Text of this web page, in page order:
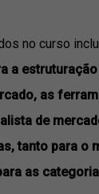
no curso
a
as
de
tanto para o
as